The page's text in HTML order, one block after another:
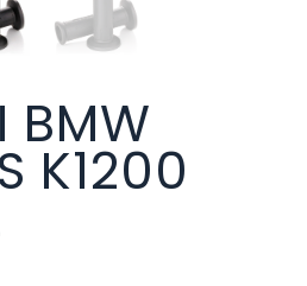
BMW
K1200